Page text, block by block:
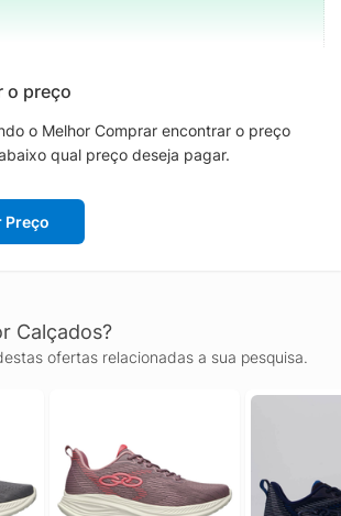
o preço
o Melhor Comprar encontrar o preço
qual preço deseja pagar.
Preço
Calçados?
ofertas relacionadas a sua pesquisa.